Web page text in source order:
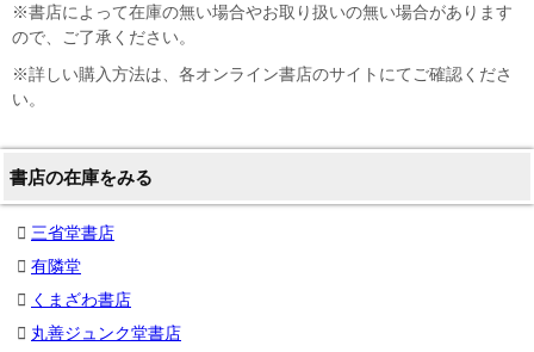
※書店によって在庫の無い場合やお取り扱いの無い場合があります
ので、ご了承ください。
※詳しい購入方法は、各オンライン書店のサイトにてご確認くださ
い。
書店の在庫をみる
三省堂書店
有隣堂
くまざわ書店
丸善ジュンク堂書店